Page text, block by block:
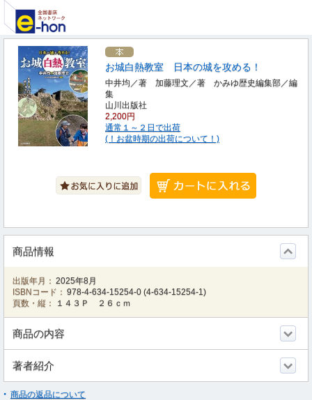
お城白熱教室 日本の城を攻める！
中井均／著 加藤理文／著 かみゆ歴史編集部／編
集
山川出版社
2,200円
通常１～２日で出荷
(！お盆時期の出荷について！)
商品情報
出版年月： 2025年8月
ISBNコード： 978-4-634-15254-0 (4-634-15254-1)
頁数・縦：
１４３Ｐ ２６ｃｍ
商品の内容
著者紹介
商品の返品について